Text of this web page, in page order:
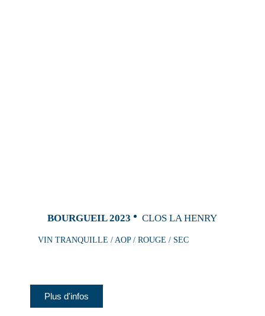
BOURGUEIL 2023 CLOS LA HENRY
VIN TRANQUILLE / AOP / ROUGE / SEC
Plus d'infos